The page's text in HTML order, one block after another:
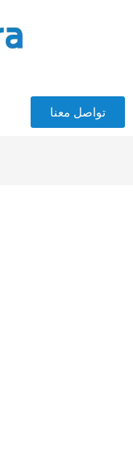
تواصل معنا